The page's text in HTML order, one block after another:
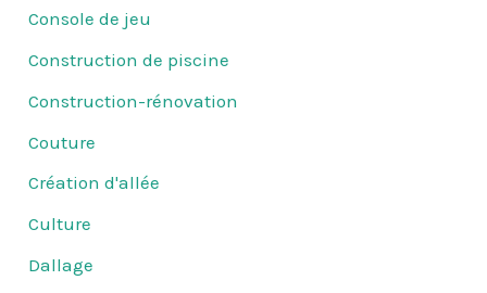
Console de jeu
Construction de piscine
Construction-rénovation
Couture
Création d'allée
Culture
Dallage